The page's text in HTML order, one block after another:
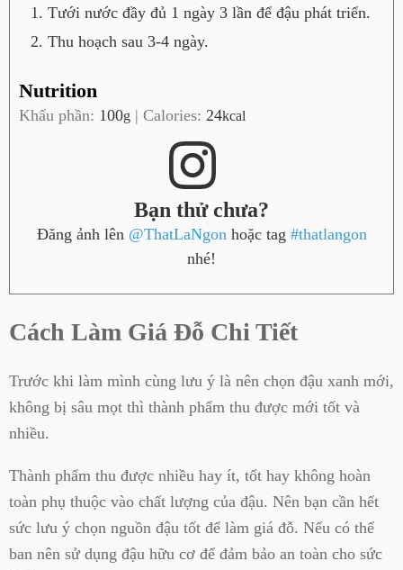
Tưới nước đầy đủ 1 ngày 3 lần để đậu phát triển.
Thu hoạch sau 3-4 ngày.
Nutrition
Khẩu phần: 100g | Calories: 24kcal
Bạn thử chưa?
Đăng ảnh lên @ThatLaNgon hoặc tag #thatlangon
nhé!
Cách Làm Giá Đỗ Chi Tiết
Trước khi làm mình cùng lưu ý là nên chọn đậu xanh mới,
không bị sâu mọt thì thành phẩm thu được mới tốt và
nhiều.
Thành phẩm thu được nhiều hay ít, tốt hay không hoàn
toàn phụ thuộc vào chất lượng của đậu. Nên bạn cần hết
sức lưu ý chọn nguồn đậu tốt để làm giá đỗ. Nếu có thể
ban nên sử dụng đậu hữu cơ để đảm bảo an toàn cho sức